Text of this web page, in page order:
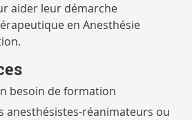
aider leur démarche
en Anesthésie
besoin de formation
anesthésistes-réanimateurs ou